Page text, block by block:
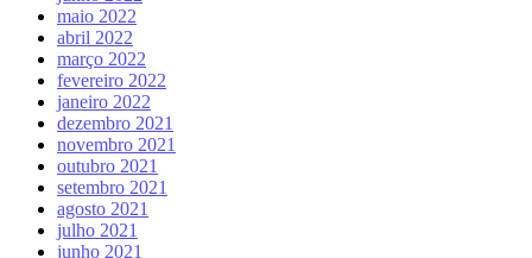
maio 2022
abril 2022
março 2022
fevereiro 2022
janeiro 2022
dezembro 2021
novembro 2021
outubro 2021
setembro 2021
agosto 2021
julho 2021
junho 2021